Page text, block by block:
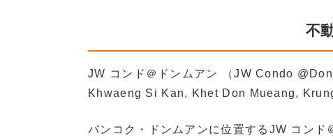
不
JW コンド＠ドンムアン （JW Condo
Khwaeng Si Kan, Khet Don Mueang,
バンコク・ドンムアンに位置するJW コン